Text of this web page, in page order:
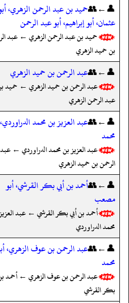
👤←👥حميد بن عبد الرحمن الزهري،
عثمان، أبو إبراهيم، أبو عبد الرحمن
حميد بن عبد الرحمن الزهري ← عبد
بن حميد الزهري
👤←👥عبد الرحمن بن حميد الزهري
عبد الرحمن بن حميد الزهري ← حميد
عبد الرحمن الزهري
👤←👥عبد العزيز بن محمد
محمد
عبد العزيز بن محمد الدراوردي ← عبد
الرحمن بن حميد الزهري
👤←👥أحمد بن أبي بكر القرشي، أبو
مصعب
أحمد بن أبي بكر القرشي ← عبد
محمد الدراوردي
👤←👥عبد الرحمن بن عوف الزهري،
محمد
عبد الرحمن بن عوف الزهري ← أحمد
بكر القرشي